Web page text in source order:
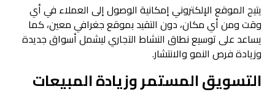
يتيح الموقع الإلكتروني إمكانية الوصول إلى العملاء في أي
وقت ومن أي مكان، دون التقيد بموقع جغرافي معين، كما
يساعد على توسيع نطاق النشاط التجاري ليشمل أسواق جديدة
وزيادة فرص النمو والانتشار.
التسويق المستمر وزيادة المبيعات